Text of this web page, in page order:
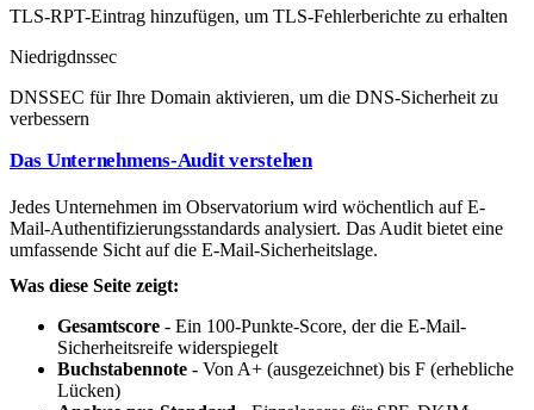
TLS-RPT-Eintrag hinzufügen, um TLS-Fehlerberichte zu erhalten
Niedrigdnssec
DNSSEC für Ihre Domain aktivieren, um die DNS-Sicherheit zu
verbessern
Das Unternehmens-Audit verstehen
Jedes Unternehmen im Observatorium wird wöchentlich auf E-
Mail-Authentifizierungsstandards analysiert. Das Audit bietet eine
umfassende Sicht auf die E-Mail-Sicherheitslage.
Was diese Seite zeigt:
Gesamtscore - Ein 100-Punkte-Score, der die E-Mail-
Sicherheitsreife widerspiegelt
Buchstabennote - Von A+ (ausgezeichnet) bis F (erhebliche
Lücken)